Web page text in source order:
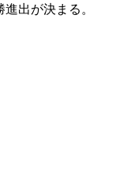
出が決まる。